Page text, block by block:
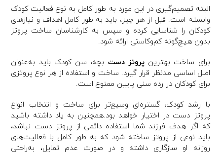
البته تصمیم‌گیری در این مورد به طور کامل به نوع فعالیت کودک
وابسته است. قبل از هر چیز، باید به طور کامل اهداف و نیازهای
کودکان را شناسایی کرده و سپس به کارشناسان ساخت پروتز
بدون هیچ‌گونه کم‌وکاستی ارائه شود.
برای ساخت بهترینپروتز دست بچه، سن کودک باید به‌عنوان
اصل اساسی مدنظر قرار گیرد. ساخت و استفاده از هر نوع پروتزی
برای کودکان در رده سنی پایین ممنوع است.
با رشد کودک، گستره‌ای وسیع‌تر برای ساخت و انتخاب انواع
پروتز دست در اختیار خواهد بود.همچنین به یاد داشته باشید
که اگر هدف فرزند شما استفاده دائمی از پروتز دست نباشد،
باید نوعی از پروتز ساخته شود که به طور کامل با فعالیت‌های
روزانه او سازگاری داشته و در صورت عدم تمایل، به‌راحتی